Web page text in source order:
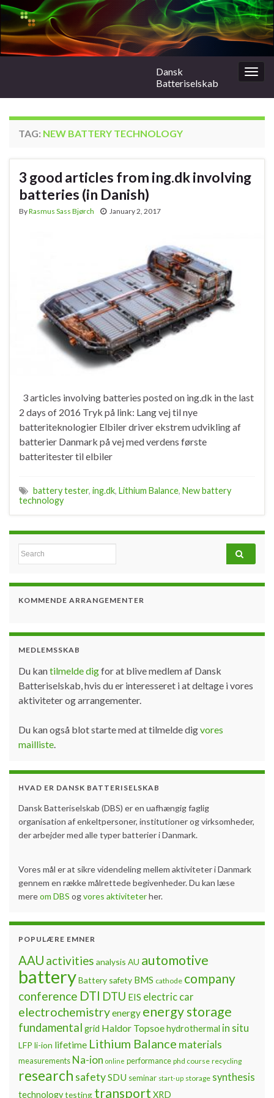
Dansk
Batteriselskab
TAG: NEW BATTERY TECHNOLOGY
3 good articles from ing.dk involving
batteries (in Danish)
ByRasmus Sass Bjørch January 2, 2017
3 articles involving batteries posted on ing.dk in the last
2 days of 2016 Tryk på link: Lang vej til nye
batteriteknologier Elbiler driver ekstrem udvikling af
batterier Danmark på vej med verdens første
batteritester til elbiler
battery tester, ing.dk, Lithium Balance, New battery
technology
Search for:
KOMMENDE ARRANGEMENTER
MEDLEMSSKAB
Du kantilmelde digfor at blive medlem af Dansk
Batteriselskab, hvis du er interesseret i at deltage i vores
aktiviteter og arrangementer.
Du kan også blot starte med at tilmelde digvores
mailliste
HVAD ER DANSK BATTERISELSKAB
Dansk Batteriselskab (DBS) er en uafhængig faglig
organisation af enkeltpersoner, institutioner og virksomheder,
der arbejder med alle typer batterier i Danmark.
Vores mål er at sikre videndeling mellem aktiviteter i Danmark
gennem en række målrettede begivenheder. Du kan læse
mereom DBS ogvores aktiviteterher.
POPULÆRE EMNER
AAU activities analysis AU automotive
batteryBattery safety BMS cathode company
conference DTI DTU EIS electric car
electrochemistryenergy energy storage
fundamental grid Haldor Topsoehydrothermal in situ
LFP li-ion lifetime Lithium Balance materials
measurements Na-ion online performance phd course recycling
research safetySDU seminar start-up storage synthesis
technologytesting transport XRD